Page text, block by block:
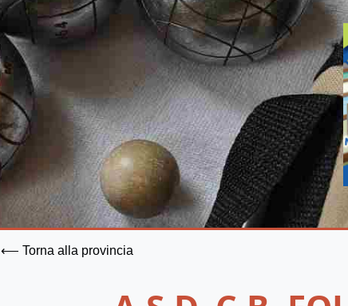
⟵ Torna alla provincia